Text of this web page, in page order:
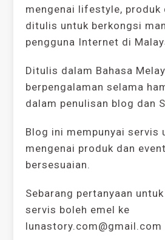
mengenai lifestyle, produk
ditulis untuk berkongsi
pengguna Internet di
Ditulis dalam Bahasa
berpengalaman selama
dalam penulisan blog dan
Blog ini mempunyai servis
mengenai produk dan
bersesuaian.
Sebarang pertanyaan
servis boleh emel ke
lunastory.com@gmail.com